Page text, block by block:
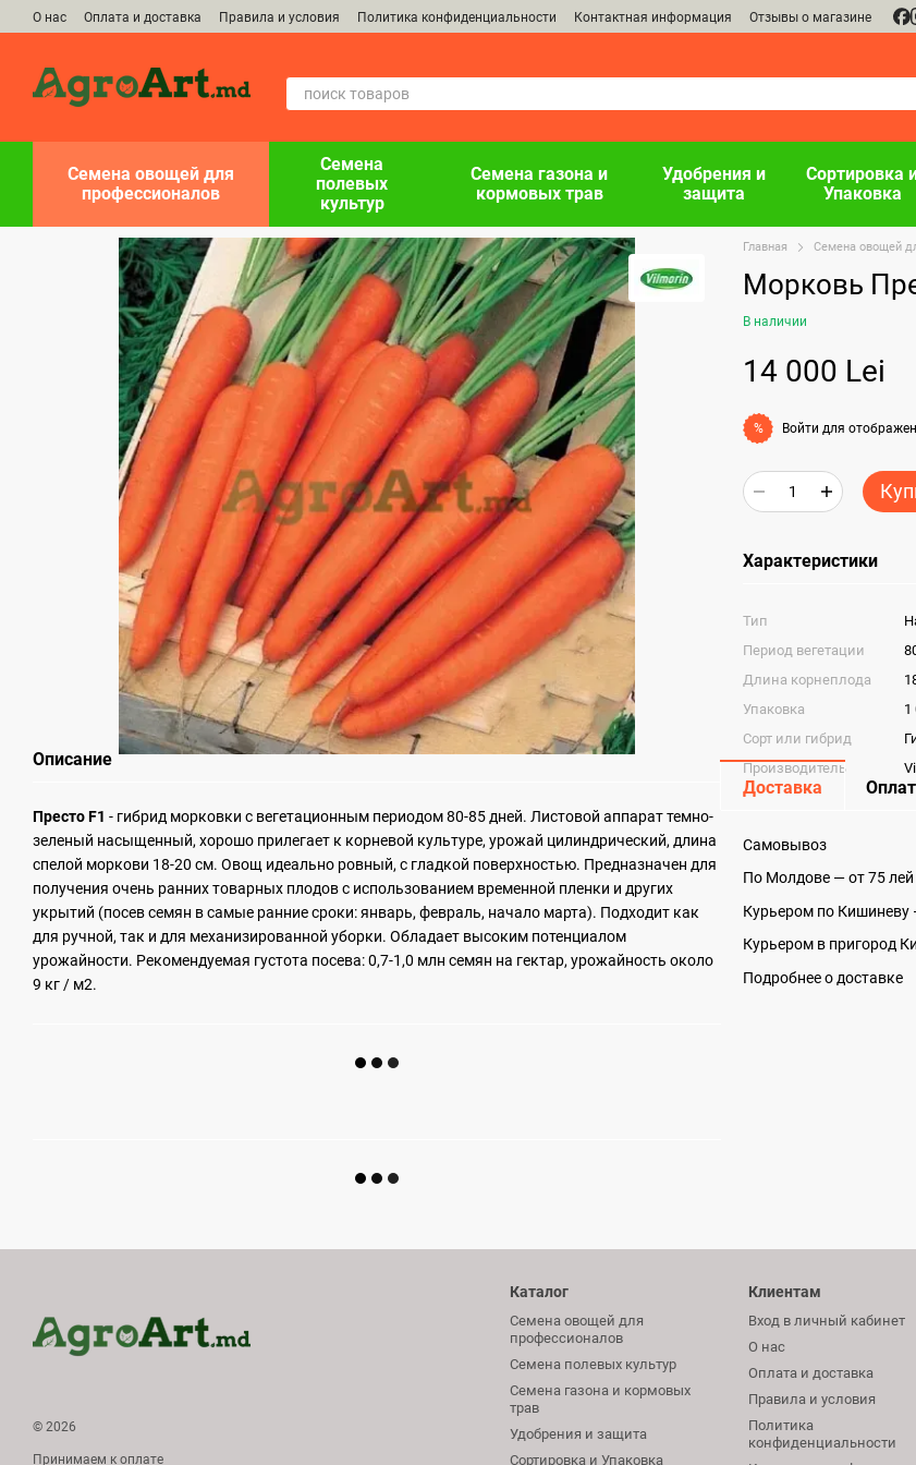
Перейти к основному контенту
О нас Оплата и доставка Правила и условия Политика конфиденциальности Контактная информация Отзывы о магазине
Семена овощей для
профессионалов
Семена
полевых
культур
Семена газона и
кормовых трав
Удобрения и
защита
Сортировка
Упаковка
Описание
Престо F1 - гибрид морковки с вегетационным периодом 80-85 дней. Листовой аппарат темно-
зеленый насыщенный, хорошо прилегает к корневой культуре, урожай цилиндрический, длина
спелой моркови 18-20 см. Овощ идеально ровный, с гладкой поверхностью. Предназначен для
получения очень ранних товарных плодов с использованием временной пленки и других
укрытий (посев семян в самые ранние сроки: январь, февраль, начало марта). Подходит как
для ручной, так и для механизированной уборки. Обладает высоким потенциалом
урожайности. Рекомендуемая густота посева: 0,7-1,0 млн семян на гектар, урожайность около
9 кг / м2.
Главная Семена овощей
Морковь
В наличии
14 000 Lei
% Войти для
Характеристики
Тип
Период вегетации
Длина корнеплода
Упаковка
1
Сорт или гибрид
Производитель
Доставка
Самовывоз
По Молдове — от 75
Курьером по Кишиневу
Курьером в пригород
Подробнее о доставке
© 2026
Принимаем к оплате
Каталог
Семена овощей для
профессионалов
Семена полевых культур
Семена газона и кормовых
трав
Удобрения и защита
Сортировка и Упаковка
Клиентам
Вход в личный кабинет
О нас
Оплата и доставка
Правила и условия
Политика
конфиденциальности